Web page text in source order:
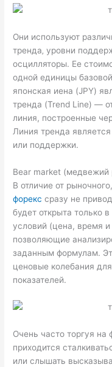
Они используют
тренда‚ уровни
осцилляторы. Ее
одной единицы
японская иена (JPY)
тренда (Trend Line) —
линия, построенные
Линия тренда
или поддержки.
Bear market (медвежий
В отличие от
форекс сразу не
будет открыта только
условий (цена, время
позволяющие
заданным формулам.
ценовые колебания
показателей.
Очень часто торгуя
приходится
или слышать